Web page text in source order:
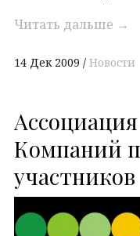
Читать дальше →
14 Дек 2009 Новости
Компаний
участников